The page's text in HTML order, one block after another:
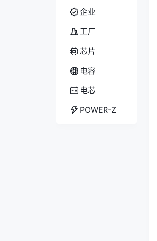
企业
工厂
芯片
电容
电芯
POWER-Z